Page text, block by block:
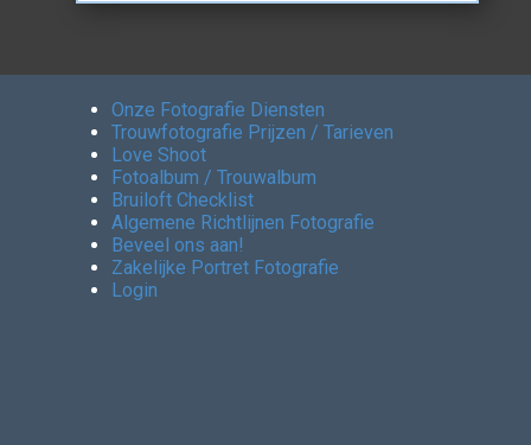
Onze Fotografie Diensten
Trouwfotografie Prijzen / Tarieven
Love Shoot
Fotoalbum / Trouwalbum
Bruiloft Checklist
Algemene Richtlijnen Fotografie
Beveel ons aan!
Zakelijke Portret Fotografie
Login